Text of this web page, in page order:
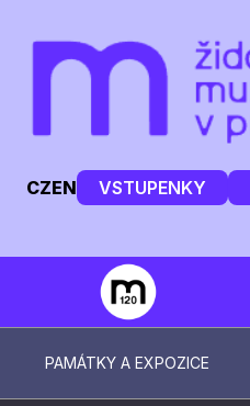
CZEN VSTUPENKY
PAMÁTKY A EXPOZICE